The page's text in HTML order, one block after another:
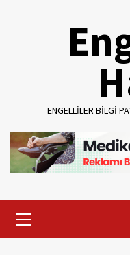
ENGELLILER BILGI
Menu